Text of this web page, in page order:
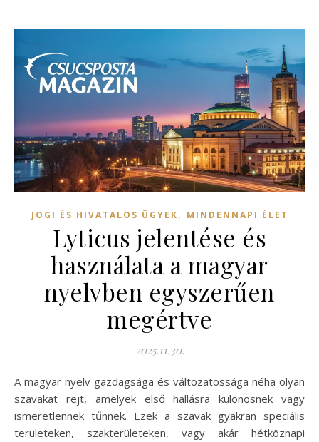
JOGI ÉS HIVATALOS ÜGYEK, MINDENNAPI ÉLET
Lyticus jelentése és
használata a magyar
nyelvben egyszerűen
megértve
2025.11.30.
A magyar nyelv gazdagsága és változatossága néha olyan
szavakat rejt, amelyek első hallásra különösnek vagy
ismeretlennek tűnnek. Ezek a szavak gyakran speciális
területeken, szakterületeken, vagy akár hétköznapi